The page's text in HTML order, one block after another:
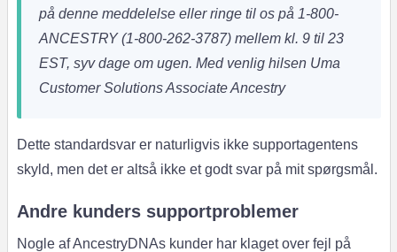
på denne meddelelse eller ringe til os på 1-800-
ANCESTRY (1-800-262-3787) mellem kl. 9 til 23
EST, syv dage om ugen. Med venlig hilsen Uma
Customer Solutions Associate Ancestry
Dette standardsvar er naturligvis ikke supportagentens
skyld, men det er altså ikke et godt svar på mit spørgsmål.
Andre kunders supportproblemer
Nogle af AncestryDNAs kunder har klaget over fejl på